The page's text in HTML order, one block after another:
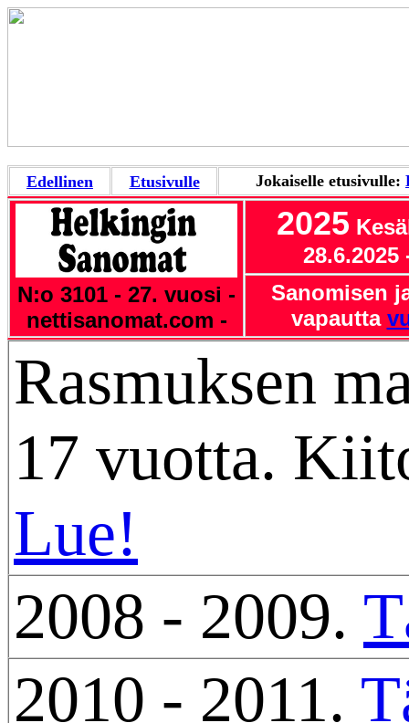
Edellinen Etusivulle Jokaiselle etusivulle:
N:o 3101 - 27. vuosi -
nettisanomat.com -
2025
28.6.2025
Sanomisen
vapautta
Rasmuksen
17 vuotta.
Lue!
2008 - 2009.
2010 - 2011.